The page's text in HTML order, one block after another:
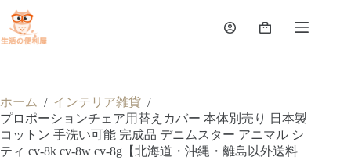
ホーム / インテリア雑貨 /
プロポーションチェア用替えカバー 本体別売り 日本製
コットン 手洗い可能 完成品 デニムスター アニマル シ
ティ cv-8k cv-8w cv-8g【北海道・沖縄・離島以外送料